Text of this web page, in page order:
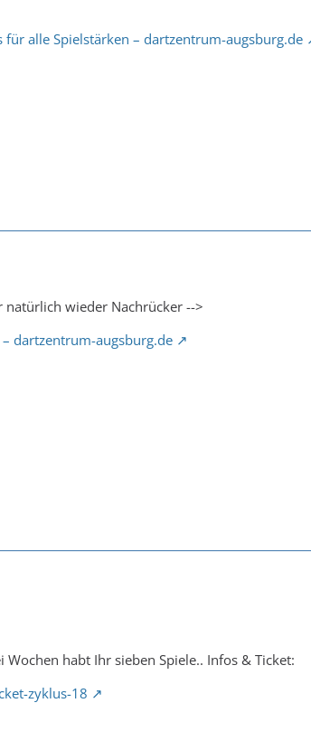
für alle Spielstärken – dartzentrum-augsburg.de
wieder Nachrücker -->
– dartzentrum-augsburg.de
habt Ihr sieben Spiele.. Infos & Ticket:
zyklus-18